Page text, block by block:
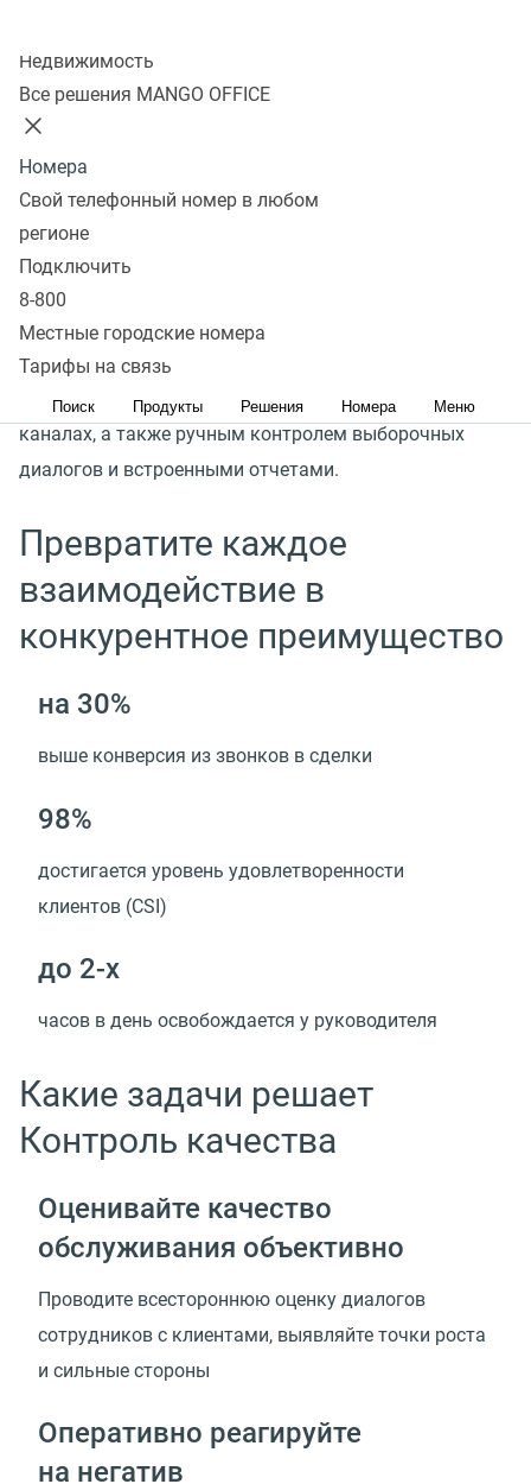
Недвижимость
Все решения MANGO OFFICE
Номера
Свой телефонный номер в любом
регионе
Подключить
8-800
Местные городские номера
Тарифы на связь
Поиск Продукты Решения Номера Меню
каждый диалог долго, дорого, неэффективно,
Модуль
предлагает единую систему управления
коммуникациями: автоматическую оценку 100%
диалогов в режиме реального времени, учетом
обратной связи от клиентов в голосовых и текстовых
каналах, а также ручным контролем выборочных
диалогов и встроенными отчетами.
Превратите каждое
взаимодействие в
конкурентное преимущество
на 30%
выше конверсия из звонков в сделки
98%
достигается уровень удовлетворенности
клиентов (CSI)
до 2-х
часов в день освобождается у руководителя
Какие задачи решает
Контроль качества
Оценивайте качество
обслуживания объективно
Проводите всестороннюю оценку диалогов
сотрудников с клиентами, выявляйте точки роста
и сильные стороны
Оперативно реагируйте
на негатив